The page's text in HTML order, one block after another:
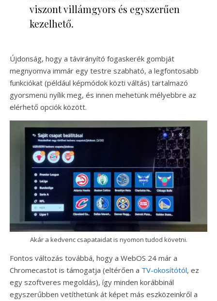
viszont villámgyors és egyszerűen
kezelhető.
Újdonság, hogy a távirányító fogaskerék gombját
megnyomva immár egy testre szabható, a legfontosabb
funkciókat (például képmódok közti váltás) tartalmazó
gyorsmenü nyílik meg, és innen mehetünk mélyebbre az
elérhető opciók között.
Akár a kedvenc csapataidat is nyomon tudod követni.
Fontos változás továbbá, hogy a WebOS 24 már a
Chromecastot is támogatja (eltérően a TV-okosítótól, ez
egy szoftveres megoldás), így minden korábbinál
egyszerűbben vetíthetünk át képet más eszközeinkről a